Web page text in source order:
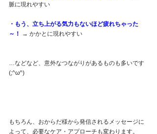
脈に現れやすい
・もう、立ち上がる気力もないほど疲れちゃった
～！
→ かかとに現れやすい
…などなど、意外なつながりがあるものも多いです
(;^ω^)
もちろん、おからだ様から発信されるメッセージに
よって、必要なケア・アプローチも変わります。